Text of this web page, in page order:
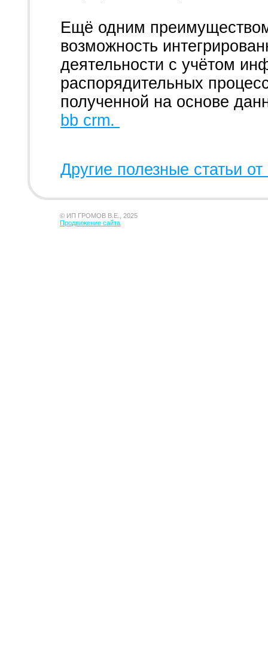
Ещё одним
возможность
деятельности с учётом
распорядительных
полученной на основе
bb crm.
Другие полезные статьи
© ИП ГРОМОВ В.Е., 2025
Продвижение сайта